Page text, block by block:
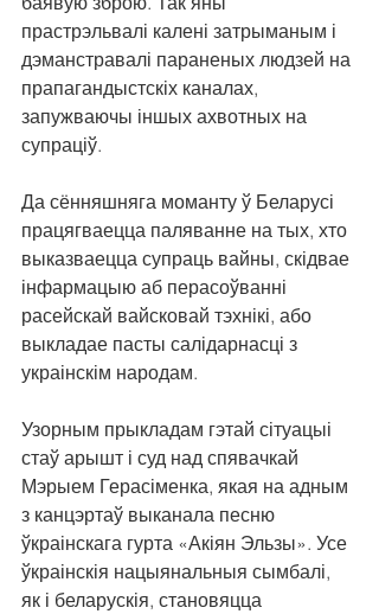
прастрэльвалі калені затрыманым і
дэманстравалі параненых людзей на
прапагандыстскіх каналах,
запужваючы іншых ахвотных на
супраціў.
Да сённяшняга моманту ў Беларусі
працягваецца паляванне на тых, хто
выказваецца супраць вайны, скідвае
інфармацыю аб перасоўванні
расейскай вайсковай тэхнікі, або
выкладае пасты салідарнасці з
украінскім народам.
Узорным прыкладам гэтай сітуацыі
стаў арышт і суд над спявачкай
Мэрыем Герасіменка, якая на адным
з канцэртаў выканала песню
ўкраінскага гурта «Акіян Эльзы». Усе
ўкраінскія нацыянальныя сымбалі,
як і беларускія, становяцца